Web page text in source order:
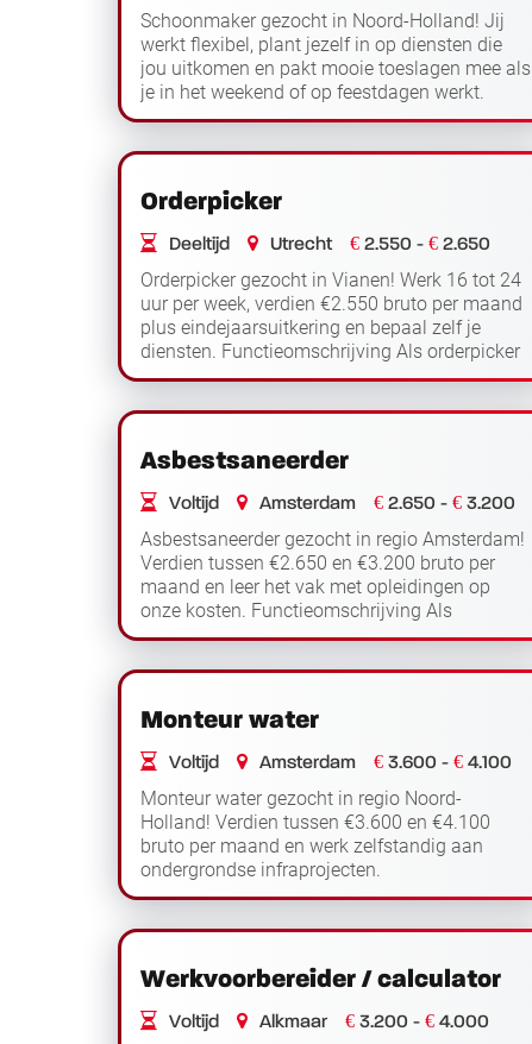
Schoonmaker gezocht in Noord-Holland! Jij
werkt flexibel, plant jezelf in op diensten die
jou uitkomen en pakt mooie toeslagen mee als
je in het weekend of op feestdagen werkt.
Functieomschrijving Als schoonmaker ga je...
Orderpicker
Deeltijd Utrecht € 2.550 - € 2.650
Orderpicker gezocht in Vianen! Werk 16 tot 24
uur per week, verdien €2.550 bruto per maand
plus eindejaarsuitkering en bepaal zelf je
diensten. Functieomschrijving Als orderpicker
werk je in het warehouse in Vianen en ... Lees
verder
Asbestsaneerder
Voltijd Amsterdam € 2.650 - € 3.200
Asbestsaneerder gezocht in regio Amsterdam!
Verdien tussen €2.650 en €3.200 bruto per
maand en leer het vak met opleidingen op
onze kosten. Functieomschrijving Als
asbestsaneerder werk je in regio Amsterdam
Monteur water
Voltijd Amsterdam € 3.600 - € 4.100
Monteur water gezocht in regio Noord-
Holland! Verdien tussen €3.600 en €4.100
bruto per maand en werk zelfstandig aan
ondergrondse infraprojecten.
Functieomschrijving Als monteur water werk je
Werkvoorbereider / calculator
Voltijd Alkmaar € 3.200 - € 4.000